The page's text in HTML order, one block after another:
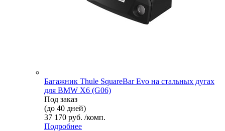
Багажник Thule SquareBar Evo на стальных дугах
для BMW X6 (G06)
Под заказ
(до 40 дней)
37 170 руб. /комп.
Подробнее